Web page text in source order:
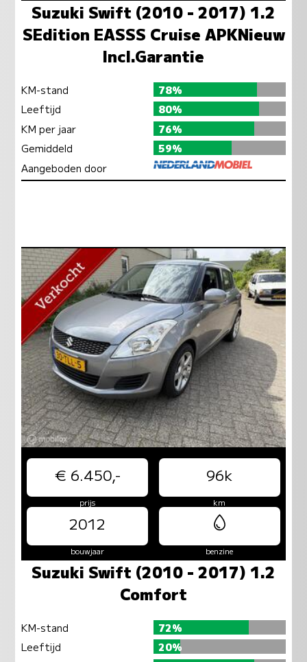
Suzuki Swift (2010 - 2017) 1.2
SEdition EASSS Cruise APKNieuw
Incl.Garantie
KM-stand
78%
Leeftijd
80%
KM per jaar
76%
Gemiddeld
59%
Aangeboden door
€ 6.450,- 96k
prijs km
2012
bouwjaar benzine
Suzuki Swift (2010 - 2017) 1.2
Comfort
KM-stand
72%
Leeftijd
20%